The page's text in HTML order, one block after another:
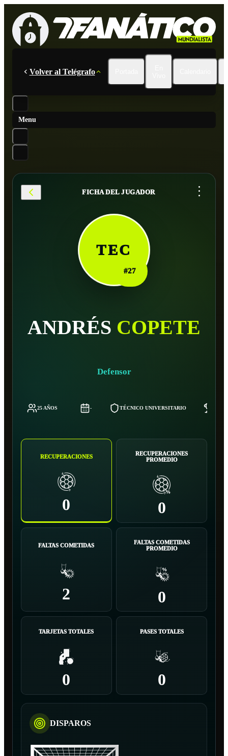
Volver al Telégrafo
Menu
FICHA DEL JUGADOR ...
TEC
#27
ANDRÉS COPETE
Defensor
25 AÑOS - TÉCNICO UNIVERSITARIO
RECUPERACIONES
0
RECUPERACIONES
PROMEDIO
0
FALTAS COMETIDAS
2
FALTAS COMETIDAS
PROMEDIO
0
TARJETAS TOTALES
0
PASES TOTALES
0
DISPAROS